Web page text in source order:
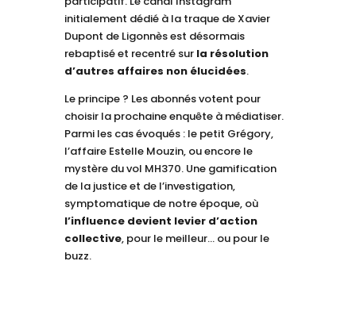
initialement dédié à la traque de Xavier
Dupont de Ligonnès est désormais
rebaptisé et recentré sur la résolution
d’autres affaires non élucidées.
Le principe ? Les abonnés votent pour
choisir la prochaine enquête à médiatiser.
Parmi les cas évoqués : le petit Grégory,
l’affaire Estelle Mouzin, ou encore le
mystère du vol MH370. Une gamification
de la justice et de l’investigation,
symptomatique de notre époque, où
l’influence devient levier d’action
collective, pour le meilleur… ou pour le
buzz.